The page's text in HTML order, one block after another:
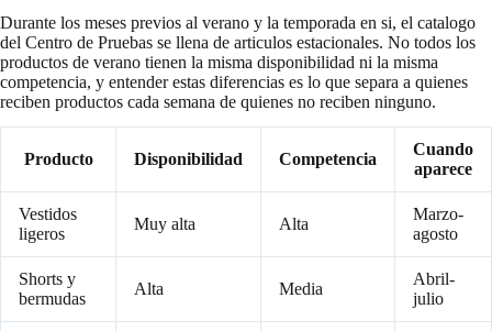
Durante los meses previos al verano y la temporada en si, el catalogo
del Centro de Pruebas se llena de articulos estacionales. No todos los
productos de verano tienen la misma disponibilidad ni la misma
competencia, y entender estas diferencias es lo que separa a quienes
reciben productos cada semana de quienes no reciben ninguno.
Producto Disponibilidad Competencia
Cuando
aparece
Vestidos
ligeros
Muy alta Alta
Marzo-
agosto
Shorts y
bermudas
Alta Media
Abril-
julio